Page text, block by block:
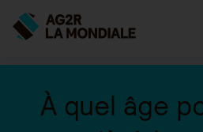
À quel âge